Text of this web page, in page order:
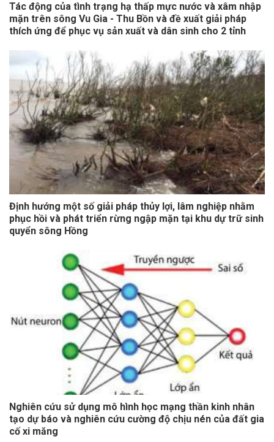
Tác động của tình trạng hạ thấp mực nước và xâm nhập
mặn trên sông Vu Gia - Thu Bồn và đề xuất giải pháp
thích ứng để phục vụ sản xuất và dân sinh cho 2 tỉnh
Định hướng một số giải pháp thủy lợi, lâm nghiệp nhằm
phục hồi và phát triển rừng ngập mặn tại khu dự trữ sinh
quyển sông Hồng
Nghiên cứu sử dụng mô hình học mạng thần kinh nhân
tạo dự báo và nghiên cứu cường độ chịu nén của đất gia
cố xi măng